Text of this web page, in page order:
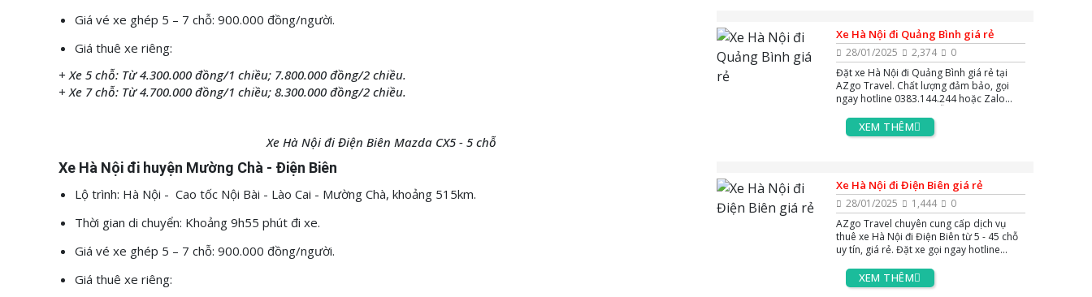
Giá vé xe ghép 5 – 7 chỗ: 900.000 đồng/người.
Giá thuê xe riêng:
+ Xe 5 chỗ: Từ 4.300.000 đồng/1 chiều; 7.800.000 đồng/2 chiều.
+ Xe 7 chỗ: Từ 4.700.000 đồng/1 chiều; 8.300.000 đồng/2 chiều.
Xe Hà Nội đi Điện Biên Mazda CX5 - 5 chỗ
Xe Hà Nội đi huyện Mường Chà - Điện Biên
Lộ trình: Hà Nội - Cao tốc Nội Bài - Lào Cai - Mường Chà, khoảng 515km.
Thời gian di chuyển: Khoảng 9h55 phút đi xe.
Giá vé xe ghép 5 – 7 chỗ: 900.000 đồng/người.
Giá thuê xe riêng:
Xe Hà Nội đi Quảng Bình giá rẻ
28/01/2025 2,374
0
Đặt xe Hà Nội đi Quảng Bình giá rẻ tại
AZgo Travel. Chất lượng đảm bảo, gọi
ngay hotline 0383.144.244 hoặc Zalo
XEM THÊM
Xe Hà Nội đi Điện Biên giá rẻ
28/01/2025 1,444
0
AZgo Travel chuyên cung cấp dịch vụ
thuê xe Hà Nội đi Điện Biên từ 5 - 45 chỗ
uy tín, giá rẻ. Đặt xe gọi ngay hotline
để được tư vấn miễn phí 24/7.
XEM THÊM